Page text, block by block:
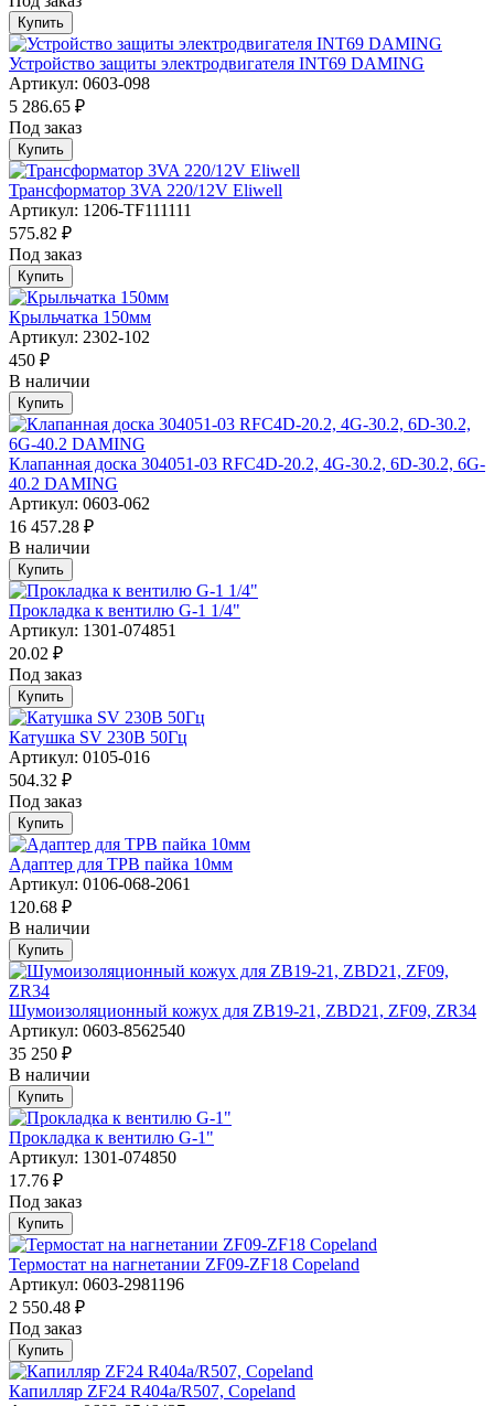
Купить
Устройство защиты электродвигателя INT69 DAMING
Артикул: 0603-098
5 286.65 ₽
Под заказ
Купить
Трансформатор 3VA 220/12V Eliwell
Артикул: 1206-TF111111
575.82 ₽
Под заказ
Купить
Крыльчатка 150мм
Артикул: 2302-102
450 ₽
В наличии
Купить
Клапанная доска 304051-03 RFC4D-20.2, 4G-30.2, 6D-30.2, 6G-
40.2 DAMING
Артикул: 0603-062
16 457.28 ₽
В наличии
Купить
Прокладка к вентилю G-1 1/4"
Артикул: 1301-074851
20.02 ₽
Под заказ
Купить
Катушка SV 230В 50Гц
Артикул: 0105-016
504.32 ₽
Под заказ
Купить
Адаптер для ТРВ пайка 10мм
Артикул: 0106-068-2061
120.68 ₽
В наличии
Купить
Шумоизоляционный кожух для ZB19-21, ZBD21, ZF09, ZR34
Артикул: 0603-8562540
35 250 ₽
В наличии
Купить
Прокладка к вентилю G-1"
Артикул: 1301-074850
17.76 ₽
Под заказ
Купить
Термостат на нагнетании ZF09-ZF18 Copeland
Артикул: 0603-2981196
2 550.48 ₽
Под заказ
Купить
Капилляр ZF24 R404a/R507, Copeland